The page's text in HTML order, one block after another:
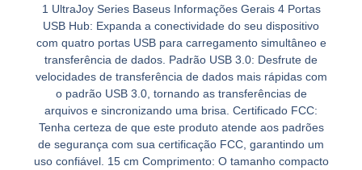
1 UltraJoy Series Baseus Informações Gerais 4 Portas
USB Hub: Expanda a conectividade do seu dispositivo
com quatro portas USB para carregamento simultâneo e
transferência de dados. Padrão USB 3.0: Desfrute de
velocidades de transferência de dados mais rápidas com
o padrão USB 3.0, tornando as transferências de
arquivos e sincronizando uma brisa. Certificado FCC:
Tenha certeza de que este produto atende aos padrões
de segurança com sua certificação FCC, garantindo um
uso confiável. 15 cm Comprimento: O tamanho compacto